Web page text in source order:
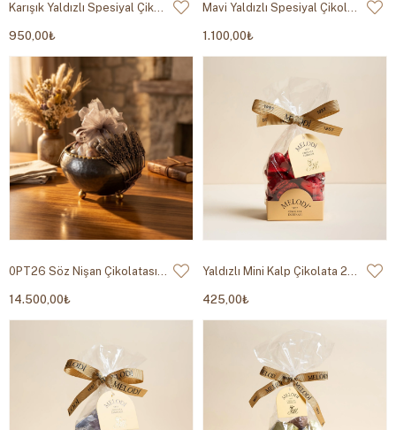
Karışık Yaldızlı Spesiyal Çikolata 500g
950,00₺
Mavi Yaldızlı Spesiyal Çikolata 500g
1.100,00₺
0PT26 Söz Nişan Çikolatası 1.750g
14.500,00₺
Yaldızlı Mini Kalp Çikolata 200g
425,00₺